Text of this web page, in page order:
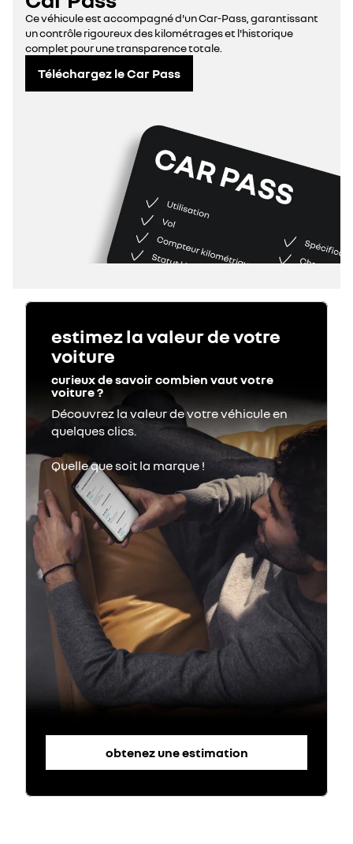
Ce véhicule est accompagné d'un Car-Pass, garantissant
un contrôle rigoureux des kilométrages et l'historique
complet pour une transparence totale.
Téléchargez le Car Pass
estimez la valeur de votre
voiture
curieux de savoir combien vaut votre
voiture ?
Découvrez la valeur de votre véhicule en
obtenez une estimation